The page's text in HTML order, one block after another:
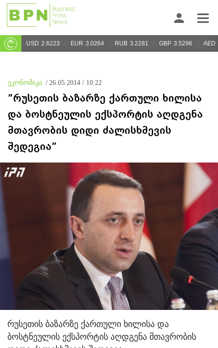
USD 2.6223 EUR 3.0264 RUB 3.2281 GBP 3.5296 AED
ეკონომიკა / 26.05.2014 / 10:22
”რუსეთის ბაზარზე ქართული ხილისა
და ბოსტნეულის ექსპორტის აღდგენა
მთავრობის დიდი ძალისხმევის
შედეგია”
რუსეთის ბაზარზე ქართული ხილისა და
ბოსტნეულის ექსპორტის აღდგენა მთავრობის